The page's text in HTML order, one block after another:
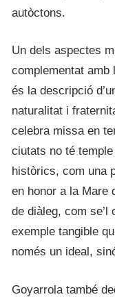
autòctons.
Un dels aspectes
complementat amb
és la descripció
naturalitat i
celebra missa en
ciutats no té
històrics, com una
en honor a la Mare
de diàleg, com
exemple tangible
només un ideal,
Goyarrola també